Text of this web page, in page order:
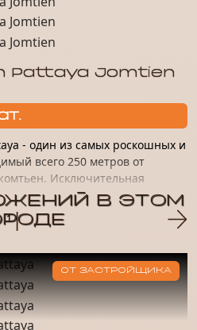
Pattaya Jomtien
- один из самых роскошных и
всего 250 метров от
Исключительная
сервиса, полная
1
В ЭТОМ
ОТ ЗАСТРОЙЩИКА